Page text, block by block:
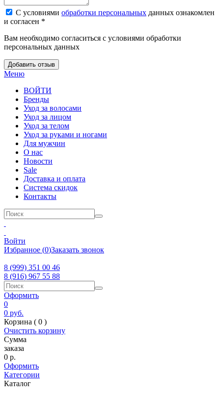
С условиями обработки персональных данных ознакомлен
и согласен *
Вам необходимо согласиться с условиями обработки
персональных данных
Добавить отзыв
Меню
ВОЙТИ
Бренды
Уход за волосами
Уход за лицом
Уход за телом
Уход за руками и ногами
Для мужчин
О нас
Новости
Sale
Доставка и оплата
Система скидок
Контакты
Войти
Избранное (0)Заказать звонок
8 (999) 351 00 46
8 (916) 967 55 88
Оформить
0
0 руб.
Корзина ( 0 )
Очистить корзину
Сумма
заказа
0 р.
Оформить
Категории
Каталог